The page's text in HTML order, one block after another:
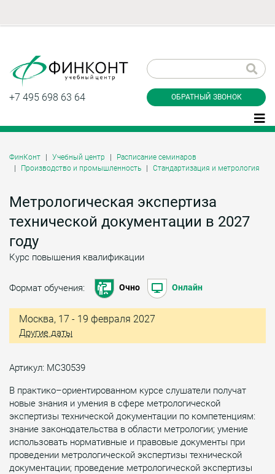
+7 495 698 63 64 ОБРАТНЫЙ ЗВОНОК
ФинКонт Учебный центр
Расписание семинаров
Производство и промышленность
Стандартизация и метрология
Метрологическая экспертиза
технической документации в 2027
году
Курс повышения квалификации
Формат обучения: Очно Онлайн
Москва, 17 - 19 февраля 2027
Другие даты
Артикул: МС30539
В практико–ориентированном курсе слушатели получат
новые знания и умения в сфере метрологической
экспертизы технической документации по компетенциям:
знание законодательства в области метрологии; умение
использовать нормативные и правовые документы при
проведении метрологической экспертизы технической
документации; проведение метрологической экспертизы
звонок
Даю согласие на обработку персональных